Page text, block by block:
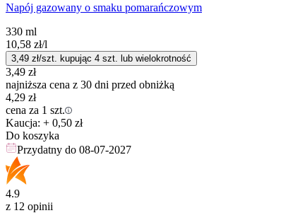
Napój gazowany o smaku pomarańczowym
330 ml
10,58 zł/l
3,49 zł/szt. kupując 4 szt. lub wielokrotność
3,49 zł
najniższa cena z 30 dni przed obniżką
4,29 zł
cena za 1 szt.
Kaucja: + 0,50 zł
Do koszyka
Przydatny do 08-07-2027
4.9
z 12 opinii